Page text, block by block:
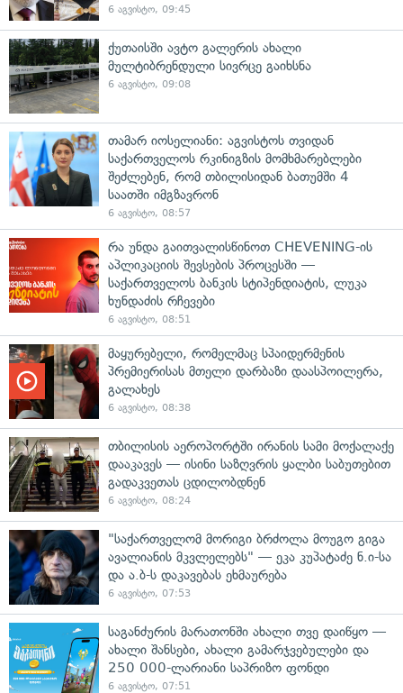
6 აგვისტო, 09:45
ქუთაისში ავტო გალერის ახალი
მულტიბრენდული სივრცე გაიხსნა
6 აგვისტო, 09:08
თამარ იოსელიანი: აგვისტოს თვიდან
საქართველოს რკინიგზის მომხმარებლები
შეძლებენ, რომ თბილისიდან ბათუმში 4
საათში იმგზავრონ
6 აგვისტო, 08:57
რა უნდა გაითვალისწინოთ CHEVENING-ის
აპლიკაციის შევსების პროცესში —
საქართველოს ბანკის სტიპენდიატის, ლუკა
ხუნდაძის რჩევები
6 აგვისტო, 08:51
მაყურებელი, რომელმაც სპაიდერმენის
პრემიერისას მთელი დარბაზი დაასპოილერა,
გალახეს
6 აგვისტო, 08:38
თბილისის აეროპორტში ირანის სამი მოქალაქე
დააკავეს — ისინი საზღვრის ყალბი საბუთებით
გადაკვეთას ცდილობდნენ
6 აგვისტო, 08:24
"საქართველომ მორიგი ბრძოლა მოუგო გიგა
ავალიანის მკვლელებს" — ეკა კუპატაძე ნ.ი-სა
და ა.ბ-ს დაკავებას ეხმაურება
6 აგვისტო, 07:53
საგანძურის მარათონში ახალი თვე დაიწყო —
ახალი შანსები, ახალი გამარჯვებულები და
250 000-ლარიანი საპრიზო ფონდი
6 აგვისტო, 07:51